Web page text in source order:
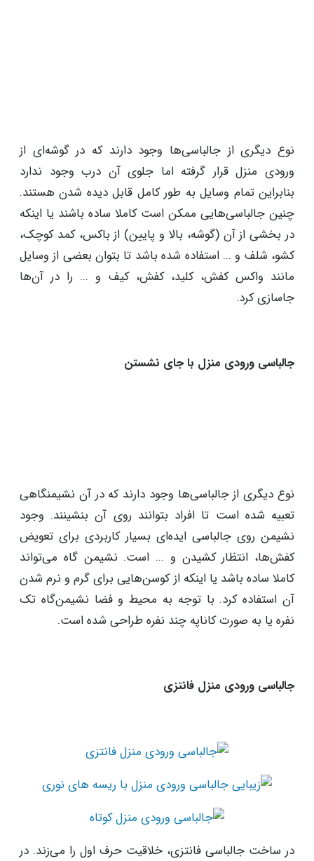
نوع دیگری از جالباسی‌ها وجود دارند که در گوشه‌ای از
ورودی منزل قرار گرفته اما جلوی آن درب وجود ندارد
بنابراین تمام وسایل به طور کامل قابل دیده شدن هستند.
چنین جالباسی‌هایی ممکن است کاملا ساده باشند یا اینکه
در بخشی از آن (گوشه، بالا و پایین) از باکس، کمد کوچک،
کشو، شلف و ... استفاده شده باشد تا بتوان بعضی از وسایل
مانند واکس کفش، کلید، کفش، کیف و ... را در آن‌ها
جاسازی کرد.
جالباسی ورودی منزل با جای نشستن
نوع دیگری از جالباسی‌ها وجود دارند که در آن نشیمنگاهی
تعبیه شده است تا افراد بتوانند روی آن بنشینند. وجود
نشیمن روی جالباسی ایده‌ای بسیار کاربردی برای تعویض
کفش‌ها، انتظار کشیدن و ... است. نشیمن گاه می‌تواند
کاملا ساده باشد یا اینکه از کوسن‌هایی برای گرم و نرم شدن
آن استفاده کرد. با توجه به محیط و فضا نشیمن‌گاه تک
نفره یا به صورت کاناپه چند نفره طراحی شده است.
جالباسی‌ ورودی منزل فانتزی
در ساخت جالباسی فانتزی، خلاقیت حرف اول را می‌زند. در